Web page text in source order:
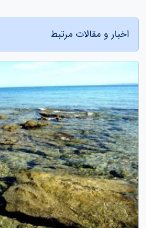
اخبار و مقالات مرتبط